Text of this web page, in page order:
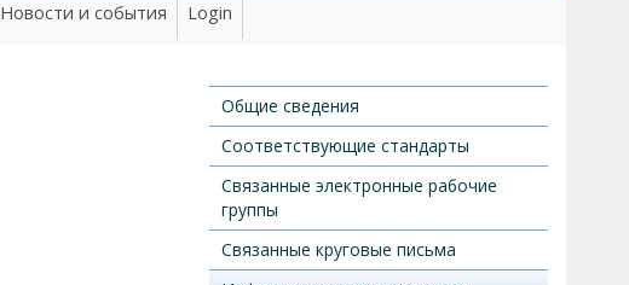
Новости и события Login
Общие сведения
Соответствующие стандарты
Связанные электронные рабочие
группы
Связанные круговые письма